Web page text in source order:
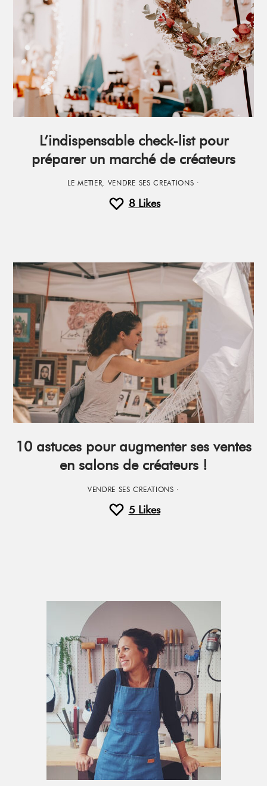
L’indispensable check-list pour
préparer un marché de créateurs
LE METIER, VENDRE SES CREATIONS ·
8 Likes
10 astuces pour augmenter ses ventes
en salons de créateurs !
VENDRE SES CREATIONS ·
5 Likes
Primary